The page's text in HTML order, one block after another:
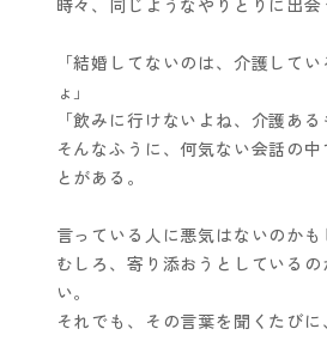
「結婚してないのは、介護して
ょ」
「飲みに行けないよね、介護ある
そんなふうに、何気ない会話の中
とがある。
言っている人に悪気はないのかも
むしろ、寄り添おうとしているの
い。
それでも、その言葉を聞くたび